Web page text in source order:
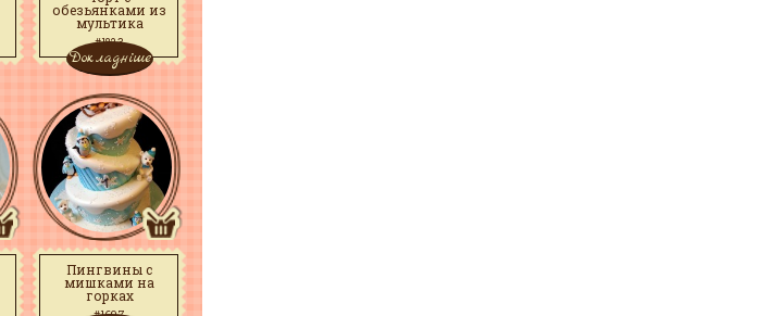
обезьянками из
мультика
#1823
Докладніше
Пингвины с
мишками на
горках